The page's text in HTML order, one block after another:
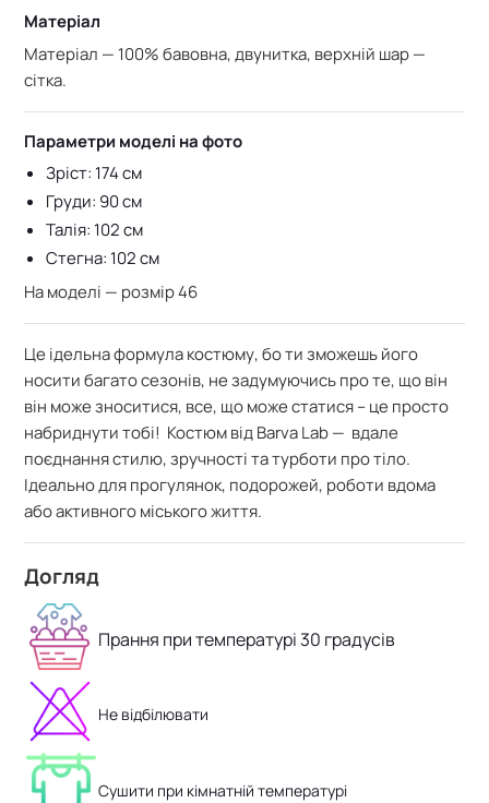
Матеріал
Матеріал — 100% бавовна, двунитка, верхній шар —
сітка.
Параметри моделі на фото
Зріст: 174 см
Груди: 90 см
Талія: 102 см
Стегна: 102 см
На моделі — розмір 46
Це ідельна формула костюму, бо ти зможешь його
носити багато сезонів, не задумуючись про те, що він
він може зноситися, все, що може статися – це просто
набриднути тобі! Костюм від Barva Lab — вдале
поєднання стилю, зручності та турботи про тіло.
Ідеально для прогулянок, подорожей, роботи вдома
або активного міського життя.
Догляд
Прання при температурі 30 градусів
Не відбілювати
Сушити при кімнатній температурі